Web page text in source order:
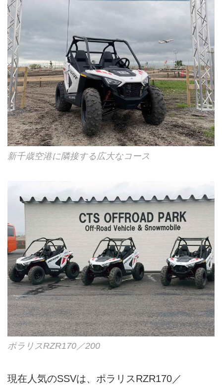
新千歳空港に隣接する広大なコース
ポラリスRZR170／200
現在人気のSSVは、ポラリスRZR170／